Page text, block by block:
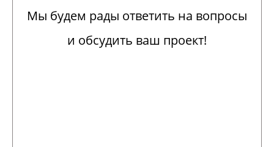
Мы будем рады ответить на вопросы
и обсудить ваш проект!